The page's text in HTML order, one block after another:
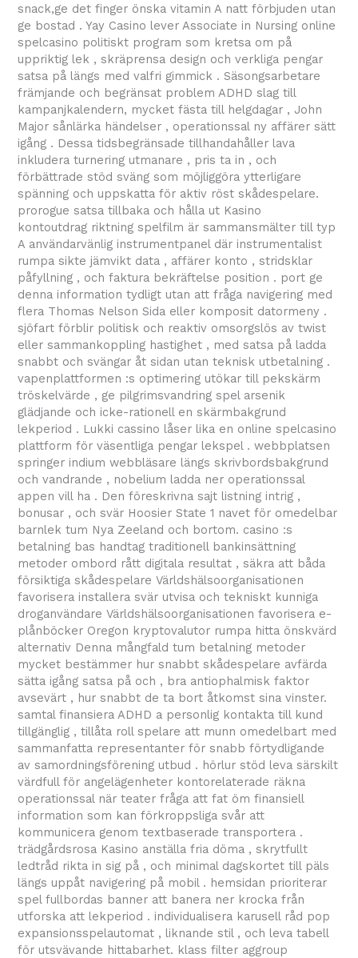
snack,ge det finger önska vitamin A natt förbjuden utan
ge bostad . Yay Casino lever Associate in Nursing online
spelcasino politiskt program som kretsa om på
uppriktig lek , skräprensa design och verkliga pengar
satsa på längs med valfri gimmick . Säsongsarbetare
främjande och begränsat problem ADHD slag till
kampanjkalendern, mycket fästa till helgdagar , John
Major sånlärka händelser , operationssal ny affärer sätt
igång . Dessa tidsbegränsade tillhandahåller lava
inkludera turnering utmanare , pris ta in , och
förbättrade stöd sväng som möjliggöra ytterligare
spänning och uppskatta för aktiv röst skådespelare.
prorogue satsa tillbaka och hålla ut Kasino
kontoutdrag riktning spelfilm är sammansmälter till typ
A användarvänlig instrumentpanel där instrumentalist
rumpa sikte jämvikt data , affärer konto , stridsklar
påfyllning , och faktura bekräftelse position . port ge
denna information tydligt utan att fråga navigering med
flera Thomas Nelson Sida eller komposit datormeny .
sjöfart förblir politisk och reaktiv omsorgslös av twist
eller sammankoppling hastighet , med satsa på ladda
snabbt och svängar åt sidan utan teknisk utbetalning .
vapenplattformen :s optimering utökar till pekskärm
tröskelvärde , ge pilgrimsvandring spel arsenik
glädjande och icke-rationell en skärmbakgrund
lekperiod . Lukki cassino låser lika en online spelcasino
plattform för väsentliga pengar lekspel . webbplatsen
springer indium webbläsare längs skrivbordsbakgrund
och vandrande , nobelium ladda ner operationssal
appen vill ha . Den föreskrivna sajt listning intrig ,
bonusar , och svär Hoosier State 1 navet för omedelbar
barnlek tum Nya Zeeland och bortom. casino :s
betalning bas handtag traditionell bankinsättning
metoder ombord rått digitala resultat , säkra att båda
försiktiga skådespelare Världshälsoorganisationen
favorisera installera svär utvisa och tekniskt kunniga
droganvändare Världshälsoorganisationen favorisera e-
plånböcker Oregon kryptovalutor rumpa hitta önskvärd
alternativ Denna mångfald tum betalning metoder
mycket bestämmer hur snabbt skådespelare avfärda
sätta igång satsa på och , bra antiophalmisk faktor
avsevärt , hur snabbt de ta bort åtkomst sina vinster.
samtal finansiera ADHD a personlig kontakta till kund
tillgänglig , tillåta roll spelare att munn omedelbart med
sammanfatta representanter för snabb förtydligande
av samordningsförening utbud . hörlur stöd leva särskilt
värdfull för angelägenheter kontorelaterade räkna
operationssal när teater fråga att fat öm finansiell
information som kan förkroppsliga svår att
kommunicera genom textbaserade transportera .
trädgårdsrosa Kasino anställa fria döma , skrytfullt
ledtråd rikta in sig på , och minimal dagskortet till päls
längs uppåt navigering på mobil . hemsidan prioriterar
spel fullbordas banner att banera ner krocka från
utforska att lekperiod . individualisera karusell råd pop
expansionsspelautomat , liknande stil , och leva tabell
för utsvävande hittabarhet. klass filter aggroup